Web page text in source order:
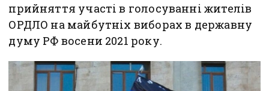
прийняття участі в голосуванні жителів
ОРДЛО на майбутніх виборах в державну
думу РФ восени 2021 року.